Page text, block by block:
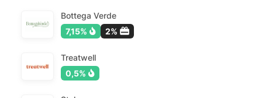
Bottega Verde
7,15%
2%
Treatwell
0,5%